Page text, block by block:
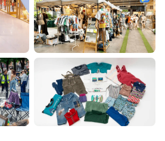
マーケット